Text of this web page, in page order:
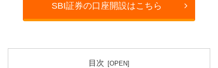
SBI証券の口座開設はこちら
目次